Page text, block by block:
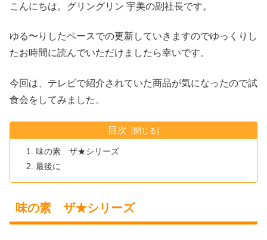
こんにちは。グリングリン 宇美の副社長です。
ゆる〜りしたペースでの更新していきますのでゆっくりし
たお時間に読んでいただけましたら幸いです。
今回は、テレビで紹介されていた商品が気になったので試
食会をしてみました。
目次
味の素 ザ★シリーズ
最後に
味の素 ザ★シリーズ